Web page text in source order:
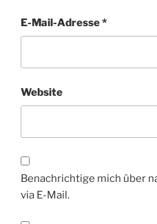
E-Mail-Adresse*
Website
Benachrichtige mich über
via E-Mail.